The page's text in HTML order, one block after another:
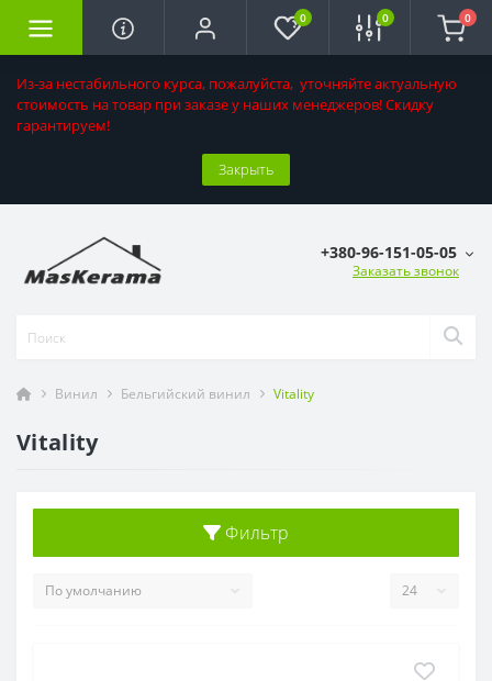
Из-за нестабильного курса, пожалуйста, уточняйте актуальную
стоимость на товар при заказе у наших менеджеров! Скидку
гарантируем!
Закрыть
0 0 0
+380-96-151-05-05
Заказать звонок
Винил Бельгийский винил Vitality
Vitality
Фильтр